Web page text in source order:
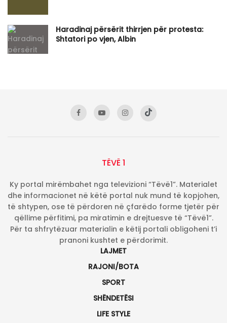
Haradinaj përsërit thirrjen për protesta:
Shtatori po vjen, Albin
TËVË 1
Ky portal mirëmbahet nga televizioni “Tëvë1”. Materialet
dhe informacionet në këtë portal nuk mund të kopjohen,
të shtypen, ose të përdoren në çfarëdo forme tjetër për
qëllime përfitimi, pa miratimin e drejtuesve të “Tëvë1”.
Për ta shfrytëzuar materialin e këtij portali obligoheni t’i
pranoni kushtet e përdorimit.
LAJMET
RAJONI/BOTA
SPORT
SHËNDETËSI
LIFE STYLE